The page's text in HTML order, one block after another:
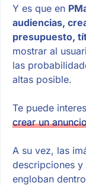
Y es que en
audiencias,
presupuesto,
mostrar al
las
altas posible.
Te puede
crear un
A su vez, las
descripciones y
engloban